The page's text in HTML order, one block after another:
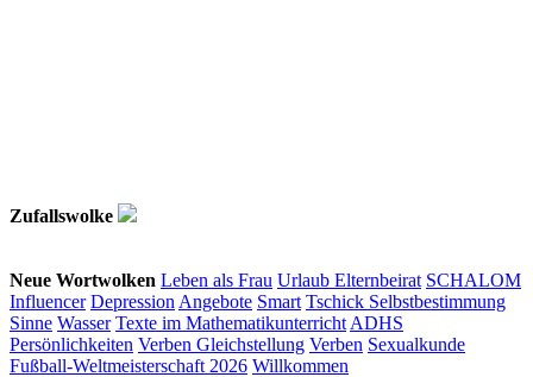
Zufallswolke
Neue Wortwolken Leben als Frau Urlaub Elternbeirat SCHALOM
Influencer Depression Angebote Smart Tschick Selbstbestimmung
Sinne Wasser Texte im Mathematikunterricht ADHS
Persönlichkeiten Verben Gleichstellung Verben Sexualkunde
Fußball-Weltmeisterschaft 2026 Willkommen